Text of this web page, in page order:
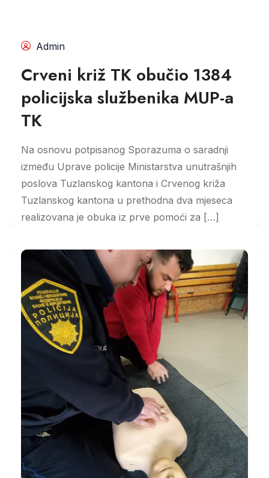
Admin
Crveni križ TK obučio 1384
policijska službenika MUP-a
TK
Na osnovu potpisanog Sporazuma o saradnji
između Uprave policije Ministarstva unutrašnjih
poslova Tuzlanskog kantona i Crvenog križa
Tuzlanskog kantona u prethodna dva mjeseca
realizovana je obuka iz prve pomoći za […]